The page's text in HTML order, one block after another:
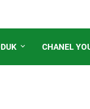
CHANEL